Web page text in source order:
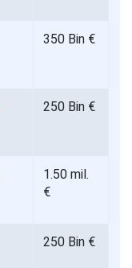
350 Bin €
250 Bin €
1.50 mil.
€
250 Bin €